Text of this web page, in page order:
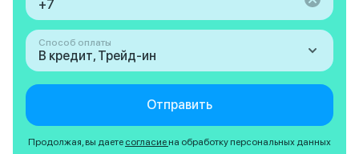
Способ оплаты
В кредит, Трейд-ин
Отправить
Продолжая, вы даете согласие на обработку персональных данных